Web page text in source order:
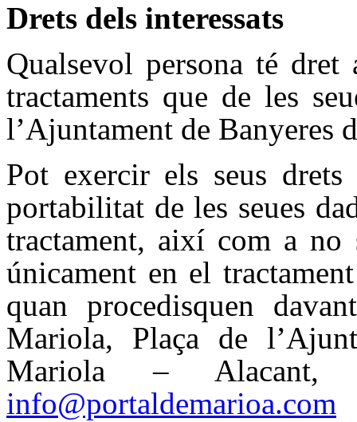
Drets dels interessats
Qualsevol persona té
tractaments que de les
l’Ajuntament de Banyeres
Pot exercir els seus drets
portabilitat de les seues
tractament, així com a no
únicament en el
quan procedisquen
Mariola, Plaça de
Mariola – Alacant,
info@portaldemarioa.com